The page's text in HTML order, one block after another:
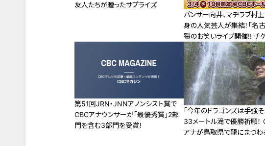
友人たちが贈ったサプライズ
パンサー向井、マヂラブ村
身の人気芸人が集結！「名
裂のお笑いライブ開催!! チ
がスタート 愛知県出身の
による“名古屋愛”を盛り込
コントに、共感必至の“名古
る”などトーク企画も！“名
なお笑い”を楽しもう!!
第51回JRN・JNNアノンシスト賞で
CBCアナウンサーが「最優秀賞」2部
門を含む3部門を受賞！
「今年のドラゴンズは手強そ
33メートル滝で優勝祈願！
アナが鳥取県で龍にまつわ